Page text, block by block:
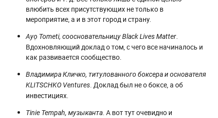
влюбить всех присутствующих не только в
мероприятие, а и в этот город и страну.
Ayọ Tometi, соосновательницу Black Lives Matter.
Вдохновляющий доклад о том, с чего все начиналось и
как развивается сообщество.
Владимира Кличко, титулованного боксера и основателя
KLITSCHKO Ventures. Доклад был не о боксе, а об
инвестициях.
Tinie Tempah, музыканта. А вот тут очевидно и